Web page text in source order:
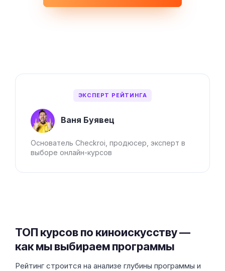
ЭКСПЕРТ РЕЙТИНГА
Ваня Буявец
Основатель Checkroi, продюсер, эксперт в
выборе онлайн-курсов
ТОП курсов по киноискусству —
как мы выбираем программы
Рейтинг строится на анализе глубины программы и